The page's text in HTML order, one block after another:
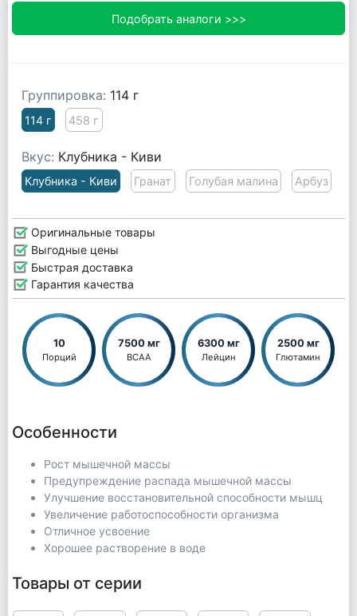
Подобрать аналоги >>>
Группировка: 114 г
114 г 458 г
Вкус: Клубника - Киви
Клубника - Киви Гранат Голубая малина Арбуз
Оригинальные товары
Выгодные цены
Быстрая доставка
Гарантия качества
10
Порций
7500 мг
BCAA
6300 мг
Лейцин
2500 мг
Глютамин
Особенности
Рост мышечной массы
Предупреждение распада мышечной массы
Улучшение восстановительной способности мышц
Увеличение работоспособности организма
Отличное усвоение
Хорошее растворение в воде
Товары от серии